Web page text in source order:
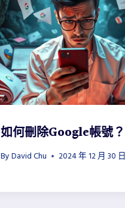
如何刪除Google帳號？
By David Chu 2024 年 12 月 30 日